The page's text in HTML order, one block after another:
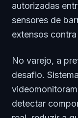
autorizadas
sensores de
extensos
No varejo, a
desafio.
detectar